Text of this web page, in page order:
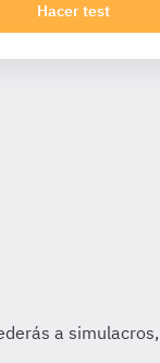
Hacer test